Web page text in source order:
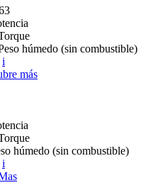
húmedo (sin combustible)
i
más
húmedo (sin combustible)
i